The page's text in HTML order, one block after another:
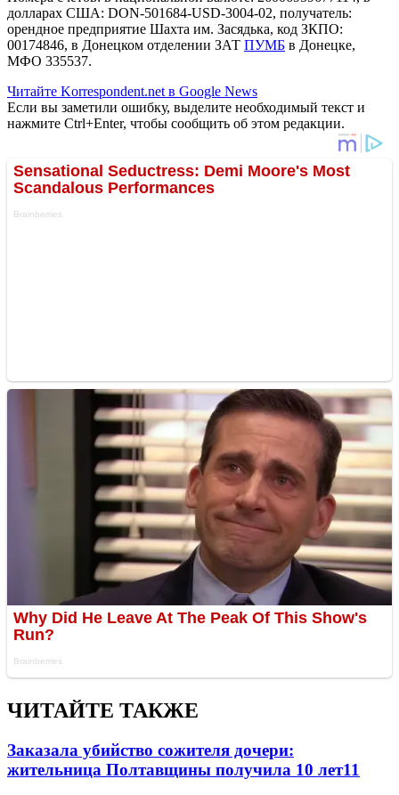
долларах США: DON-501684-USD-3004-02, получатель:
орендное предприятие Шахта им. Засядька, код ЗКПО:
00174846, в Донецком отделении ЗАТ ПУМБ в Донецке,
МФО 335537.
Читайте Korrespondent.net в Google News
Если вы заметили ошибку, выделите необходимый текст и
нажмите Ctrl+Enter, чтобы сообщить об этом редакции.
ЧИТАЙТЕ ТАКЖЕ
Заказала убийство сожителя дочери:
жительница Полтавщины получила 10 лет11